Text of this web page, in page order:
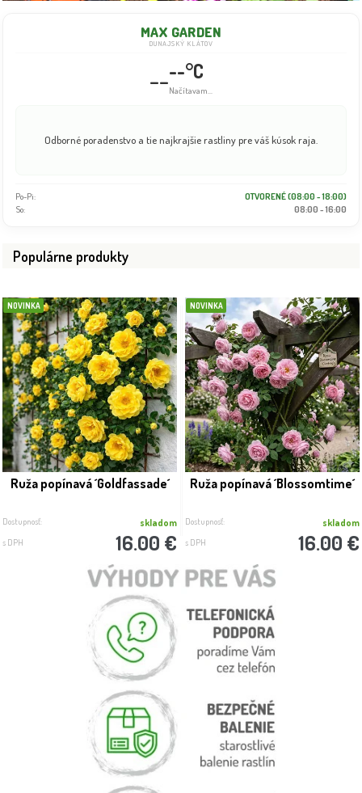
MAX GARDEN
DUNAJSKÝ KLÁTOV
----°C
Načítavam...
Odborné poradenstvo a tie najkrajšie rastliny pre váš kúsok raja.
Po-Pi:
OTVORENÉ (08:00 - 18:00)
So:
08:00 - 16:00
Populárne produkty
NOVINKA
Ruža popínavá ´Goldfassade´
Dostupnosť: skladom
s DPH 16.00 €
NOVINKA
Ruža popínavá ´Blossomtime´
Dostupnosť: skladom
s DPH 16.00 €